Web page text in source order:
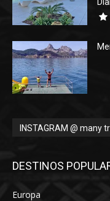
INSTAGRAM @ many
DESTINOS
Europa